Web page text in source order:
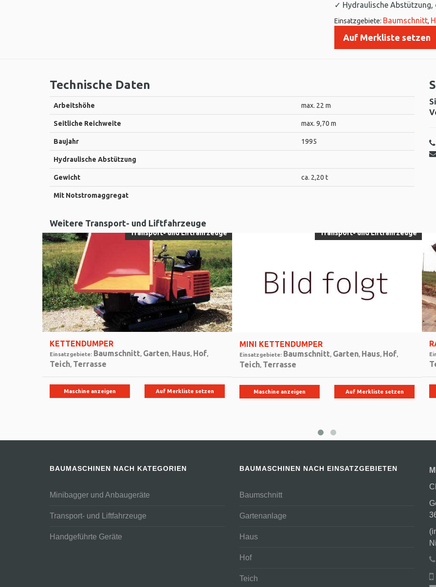
✓ Hydraulische
Einsatzgebiete: Baumschnitt,
Auf Merkliste setzen
Technische Daten
Arbeitshöhe max. 22 m
Seitliche Reichweite max. 9,70 m
Baujahr 1995
Hydraulische Abstützung
Gewicht ca. 2,20 t
Mit Notstromaggregat
Weitere Transport- und Liftfahrzeuge
Transport- und Liftfahrzeuge
KETTENDUMPER
Einsatzgebiete: Baumschnitt, Garten, Haus, Hof,
Teich, Terrasse
Maschine anzeigen Auf Merkliste setzen
Transport- und Liftfahrzeuge
MINI KETTENDUMPER
Einsatzgebiete: Baumschnitt, Garten, Haus, Hof,
Teich, Terrasse
Maschine anzeigen Auf Merkliste setzen
BAUMASCHINEN NACH KATEGORIEN
Minibagger und Anbaugeräte
Transport- und Liftfahrzeuge
Handgeführte Geräte
BAUMASCHINEN NACH EINSATZGEBIETEN
Baumschnitt
Gartenanlage
Haus
Hof
Teich